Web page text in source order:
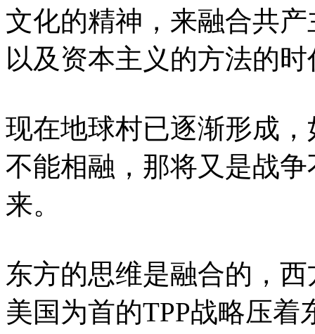
文化的精神，来融合共
以及资本主义的方法的时
现在地球村已逐渐形成
不能相融，那将又是战
来。
东方的思维是融合的，
美国为首的TPP战略压